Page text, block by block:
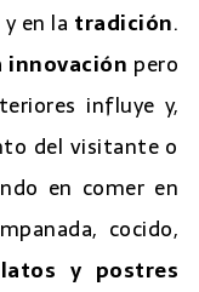
y en la tradición.
innovación pero
influye y,
del visitante o
en comer en
cocido,
y postres